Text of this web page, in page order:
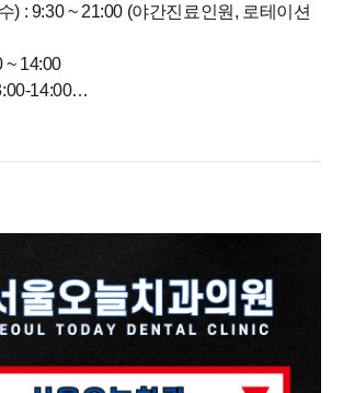
간진료인원, 로테이션
~ 14:00
: 휴진
가능
녁 및 휴게시간 30분 지급